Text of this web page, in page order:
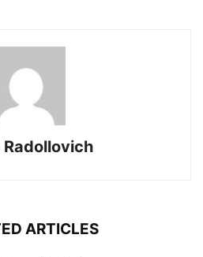
Radollovich
ARTICLES